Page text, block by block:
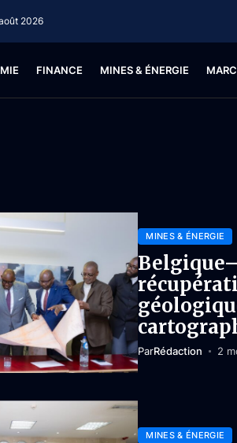
2026
FINANCE MINES & ÉNERGIE
MINES & ÉNERGIE
ParRédaction 2
MINES & ÉNERGIE